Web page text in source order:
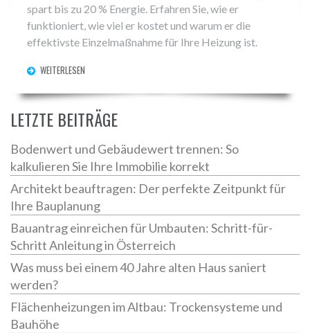
spart bis zu 20 % Energie. Erfahren Sie, wie er
funktioniert, wie viel er kostet und warum er die
effektivste Einzelmaßnahme für Ihre Heizung ist.
WEITERLESEN
LETZTE BEITRÄGE
Bodenwert und Gebäudewert trennen: So
kalkulieren Sie Ihre Immobilie korrekt
Architekt beauftragen: Der perfekte Zeitpunkt für
Ihre Bauplanung
Bauantrag einreichen für Umbauten: Schritt-für-
Schritt Anleitung in Österreich
Was muss bei einem 40 Jahre alten Haus saniert
werden?
Flächenheizungen im Altbau: Trockensysteme und
Bauhöhe